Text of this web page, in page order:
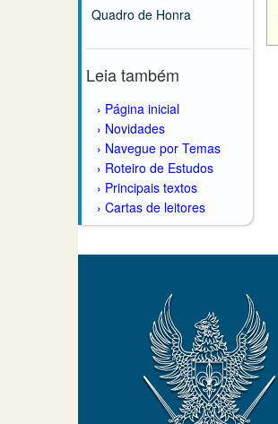
Quadro de Honra
Leia também
Página inicial
Novidades
Navegue por Temas
Roteiro de Estudos
Principais textos
Cartas de leitores